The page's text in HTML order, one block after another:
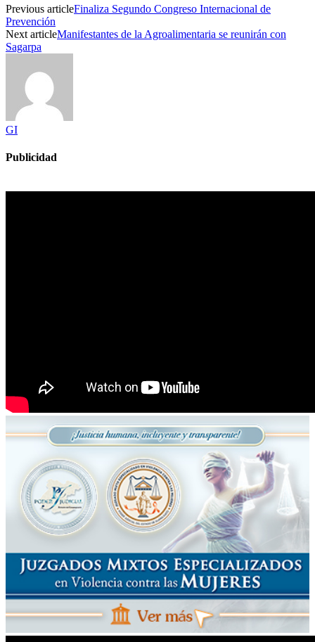
Previous articleFinaliza Segundo Congreso Internacional de
Prevención
Next articleManifestantes de la Agroalimentaria se reunirán con
Sagarpa
GI
Publicidad